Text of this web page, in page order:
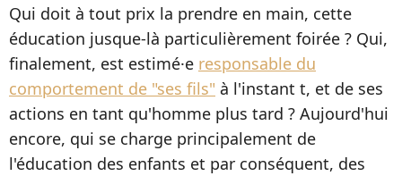
Qui doit à tout prix la prendre en main, cette
éducation jusque-là particulièrement foirée ? Qui,
finalement, est estimé·e responsable du
comportement de "ses fils" à l'instant t, et de ses
actions en tant qu'homme plus tard ? Aujourd'hui
encore, qui se charge principalement de
l'éducation des enfants et par conséquent, des